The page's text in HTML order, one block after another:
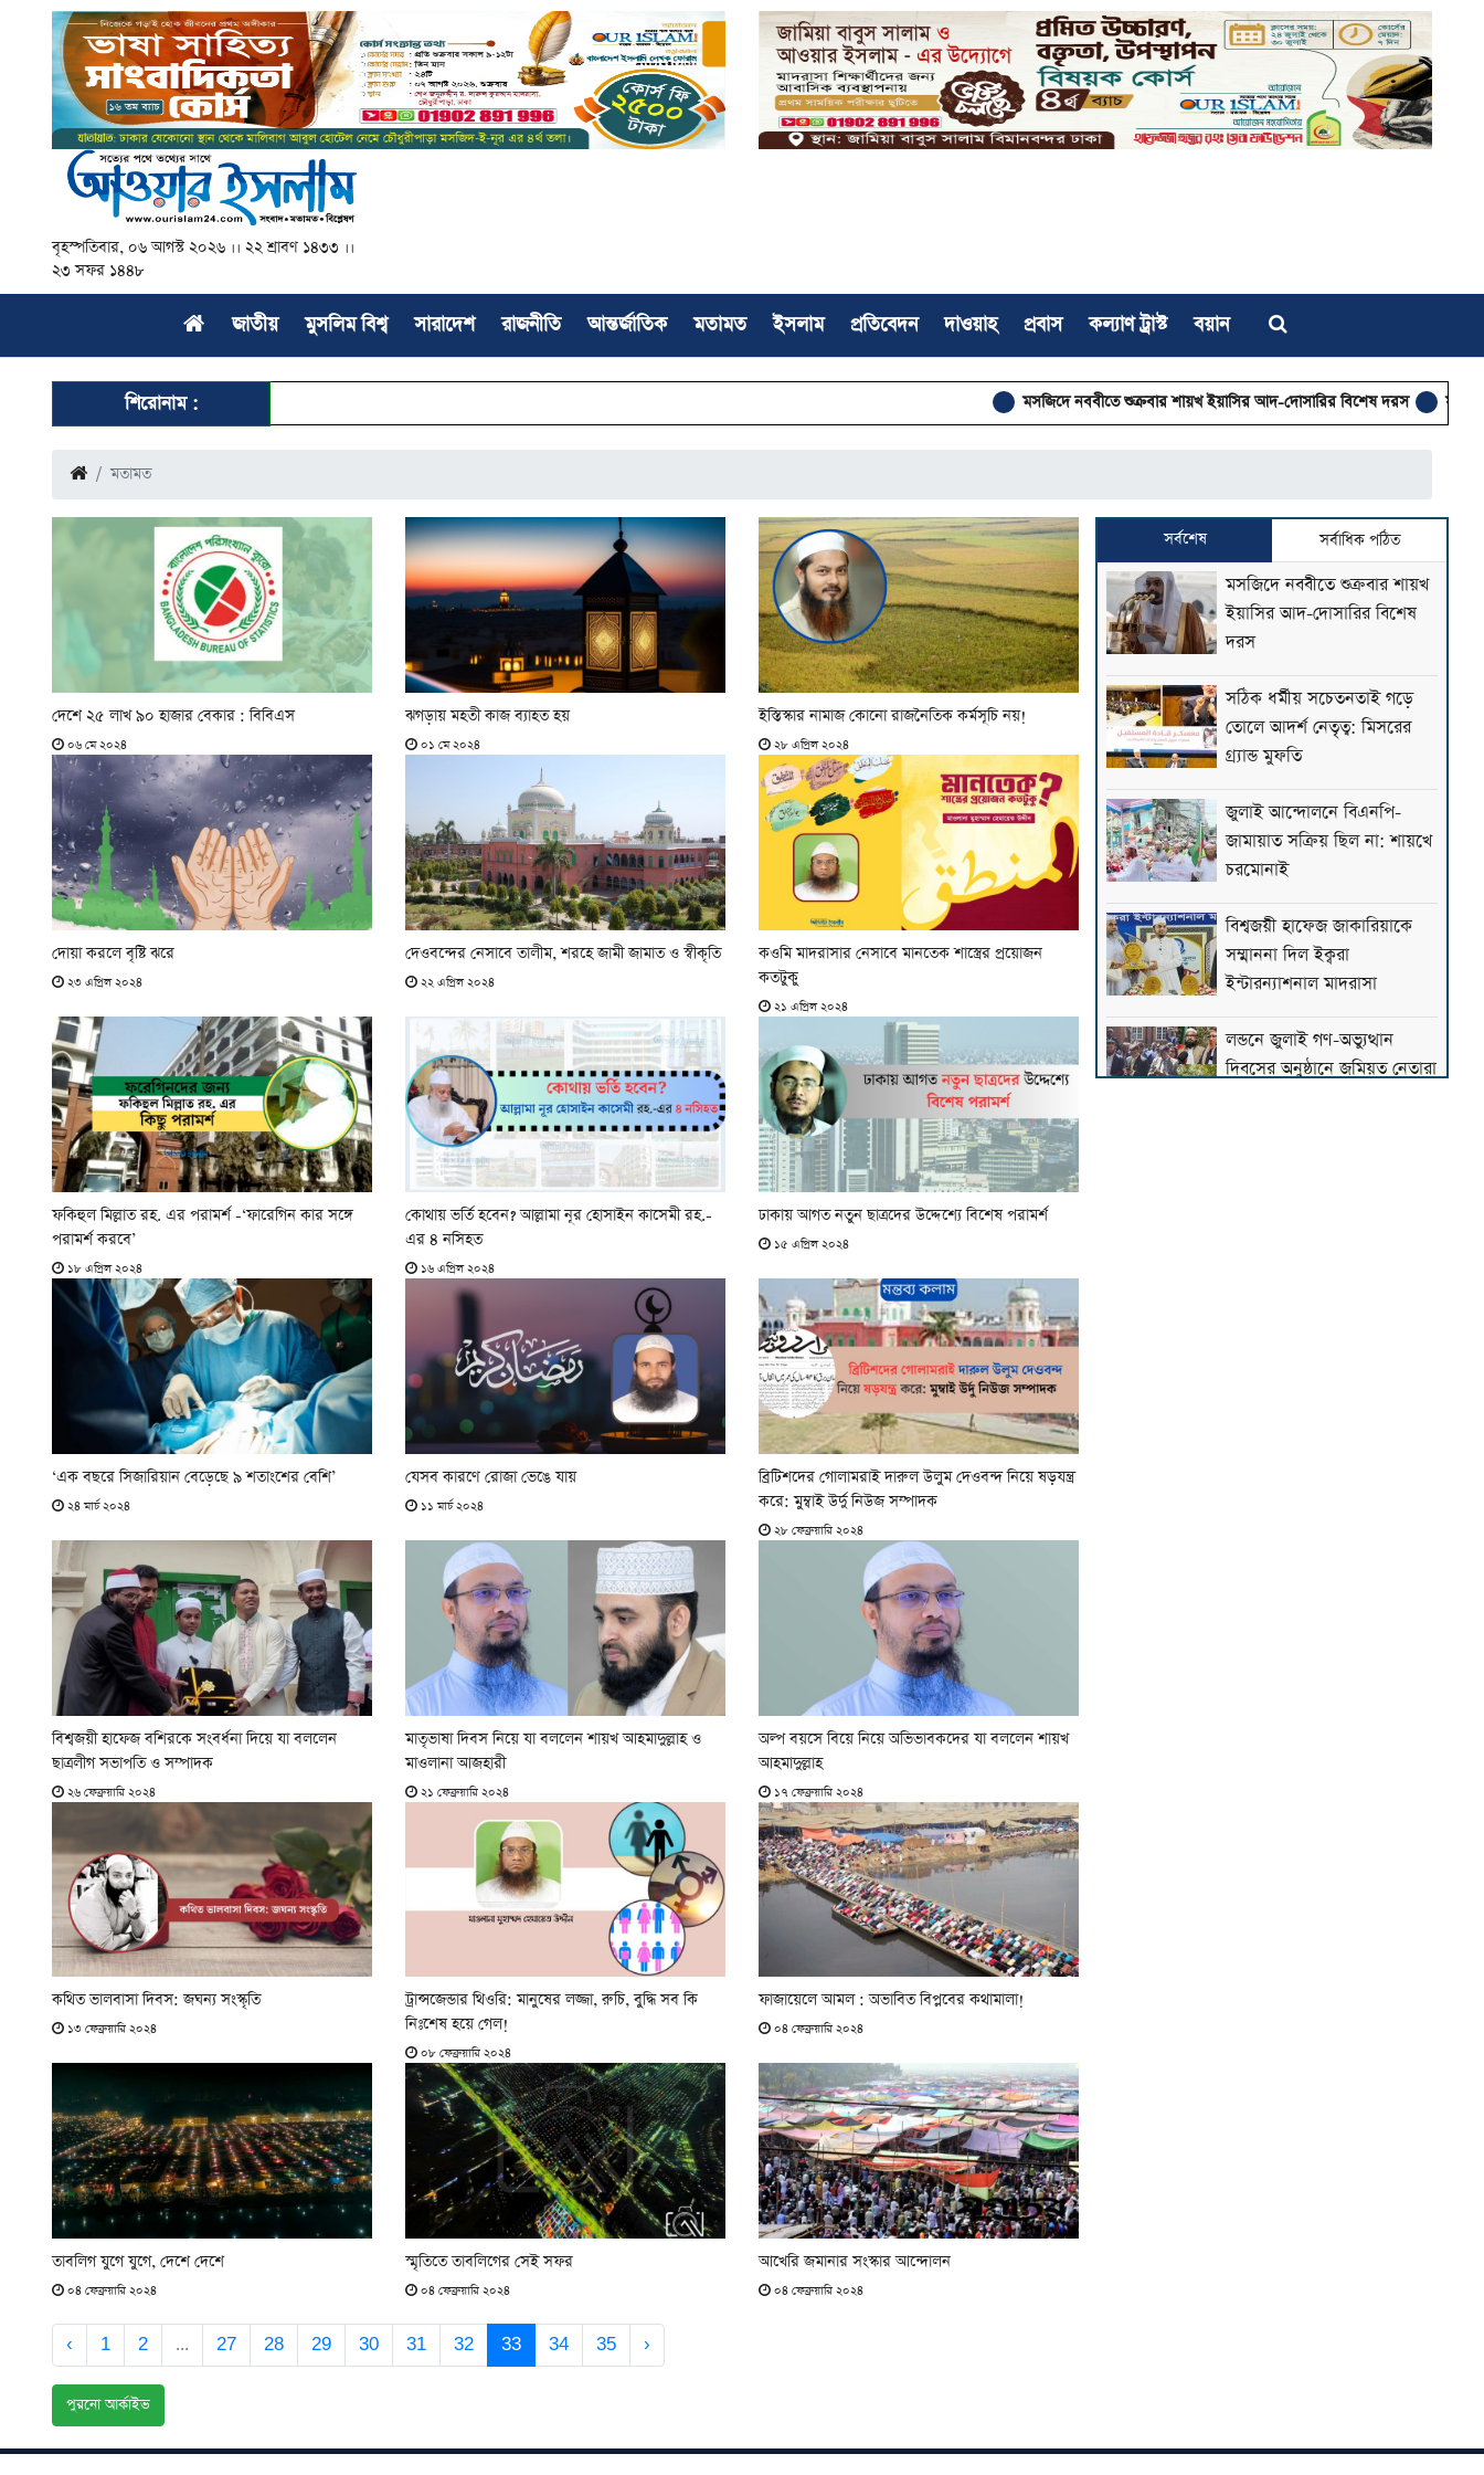
বৃহস্পতিবার, ০৬ আগস্ট ২০২৬ ।। ২২ শ্রাবণ ১৪৩৩ ।।
২৩ সফর ১৪৪৮
জাতীয় মুসলিম বিশ্ব সারাদেশ রাজনীতি আন্তর্জাতিক মতামত ইসলাম প্রতিবেদন দাওয়াহ প্রবাস কল্যাণ ট্রাস্ট বয়ান
শিরোনাম : মসজিদে নববীতে শুক্রবার শায়খ ইয়াসির আদ-দোসারির বিশেষ দরস সঠিক ধর্মীয়
মতামত
দেশে ২৫ লাখ ৯০ হাজার বেকার : বিবিএস
০৬ মে ২০২৪
ঝগড়ায় মহতী কাজ ব্যাহত হয়
০১ মে ২০২৪
ইস্তিস্কার নামাজ কোনো রাজনৈতিক কর্মসূচি নয়!
২৮ এপ্রিল ২০২৪
দোয়া করলে বৃষ্টি ঝরে
২৩ এপ্রিল ২০২৪
দেওবন্দের নেসাবে তালীম, শরহে জামী জামাত ও স্বীকৃতি
২২ এপ্রিল ২০২৪
কওমি মাদরাসার নেসাবে মানতেক শাস্ত্রের প্রয়োজন
কতটুকু
২১ এপ্রিল ২০২৪
ফকিহুল মিল্লাত রহ. এর পরামর্শ -‘ফারেগিন কার সঙ্গে
পরামর্শ করবে’
১৮ এপ্রিল ২০২৪
কোথায় ভর্তি হবেন? আল্লামা নূর হোসাইন কাসেমী রহ.-
এর ৪ নসিহত
১৬ এপ্রিল ২০২৪
ঢাকায় আগত নতুন ছাত্রদের উদ্দেশ্যে বিশেষ পরামর্শ
১৫ এপ্রিল ২০২৪
‘এক বছরে সিজারিয়ান বেড়েছে ৯ শতাংশের বেশি’
২৪ মার্চ ২০২৪
যেসব কারণে রোজা ভেঙে যায়
১১ মার্চ ২০২৪
ব্রিটিশদের গোলামরাই দারুল উলুম দেওবন্দ নিয়ে ষড়যন্ত্র
করে: মুম্বাই উর্দু নিউজ সম্পাদক
২৮ ফেব্রুয়ারি ২০২৪
বিশ্বজয়ী হাফেজ বশিরকে সংবর্ধনা দিয়ে যা বললেন
ছাত্রলীগ সভাপতি ও সম্পাদক
২৬ ফেব্রুয়ারি ২০২৪
মাতৃভাষা দিবস নিয়ে যা বললেন শায়খ আহমাদুল্লাহ ও
মাওলানা আজহারী
২১ ফেব্রুয়ারি ২০২৪
অল্প বয়সে বিয়ে নিয়ে অভিভাবকদের যা বললেন শায়খ
আহমাদুল্লাহ
১৭ ফেব্রুয়ারি ২০২৪
কথিত ভালবাসা দিবস: জঘন্য সংস্কৃতি
১৩ ফেব্রুয়ারি ২০২৪
ট্রান্সজেন্ডার থিওরি: মানুষের লজ্জা, রুচি, বুদ্ধি সব কি
নিঃশেষ হয়ে গেল!
০৮ ফেব্রুয়ারি ২০২৪
ফাজায়েলে আমল : অভাবিত বিপ্লবের কথামালা!
০৪ ফেব্রুয়ারি ২০২৪
তাবলিগ যুগে যুগে, দেশে দেশে
০৪ ফেব্রুয়ারি ২০২৪
স্মৃতিতে তাবলিগের সেই সফর
০৪ ফেব্রুয়ারি ২০২৪
আখেরি জমানার সংস্কার আন্দোলন
০৪ ফেব্রুয়ারি ২০২৪
‹ 1 2 ... 27 28 29 30 31 32 33 34 35 ›
পুরনো আর্কাইভ
সর্বশেষ সর্বাধিক পঠিত
মসজিদে নববীতে শুক্রবার শায়খ
ইয়াসির আদ-দোসারির বিশেষ
দরস
সঠিক ধর্মীয় সচেতনতাই গড়ে
তোলে আদর্শ নেতৃত্ব: মিসরের
গ্র্যান্ড মুফতি
জুলাই আন্দোলনে বিএনপি-
জামায়াত সক্রিয় ছিল না: শায়খে
চরমোনাই
বিশ্বজয়ী হাফেজ জাকারিয়াকে
সম্মাননা দিল ইক্বরা
ইন্টারন্যাশনাল মাদরাসা
লন্ডনে জুলাই গণ-অভ্যুত্থান
দিবসের অনুষ্ঠানে জমিয়ত নেতারা